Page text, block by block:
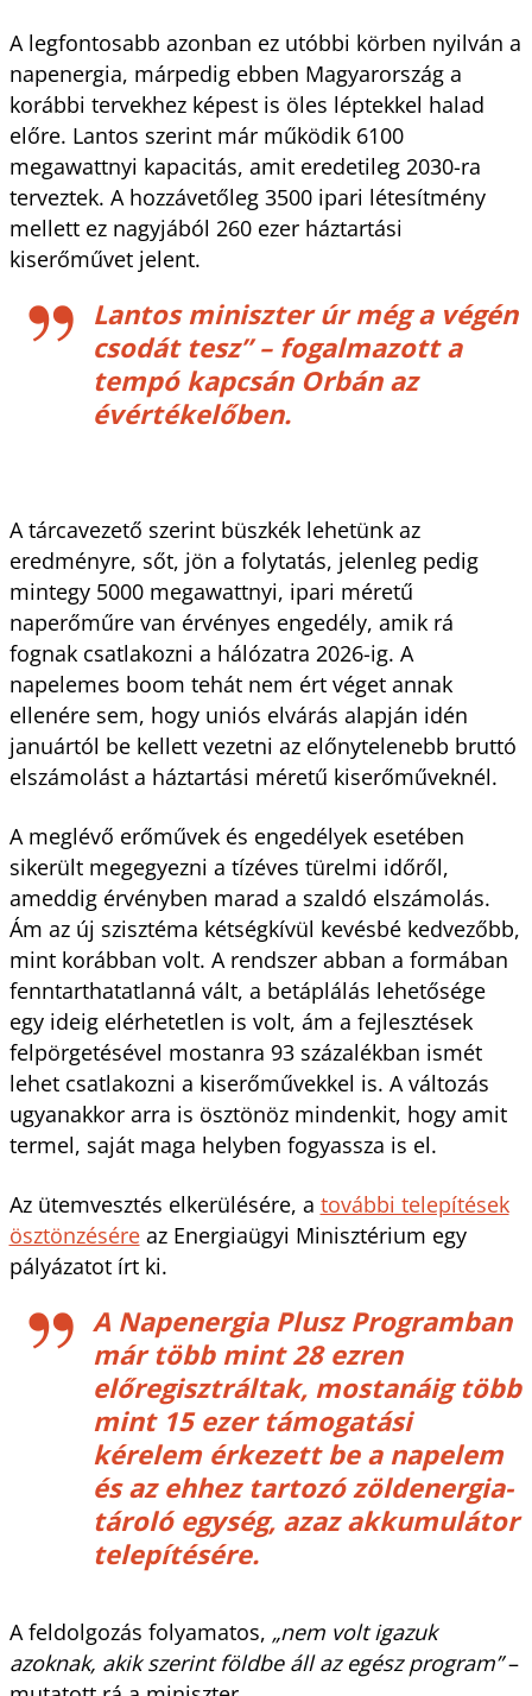
A legfontosabb azonban ez utóbbi körben nyilván a
napenergia, márpedig ebben Magyarország a
korábbi tervekhez képest is öles léptekkel halad
előre. Lantos szerint már működik 6100
megawattnyi kapacitás, amit eredetileg 2030-ra
terveztek. A hozzávetőleg 3500 ipari létesítmény
mellett ez nagyjából 260 ezer háztartási
kiserőművet jelent.
Lantos miniszter úr még a végén
csodát tesz” – fogalmazott a
tempó kapcsán Orbán az
évértékelőben.
A tárcavezető szerint büszkék lehetünk az
eredményre, sőt, jön a folytatás, jelenleg pedig
mintegy 5000 megawattnyi, ipari méretű
naperőműre van érvényes engedély, amik rá
fognak csatlakozni a hálózatra 2026-ig. A
napelemes boom tehát nem ért véget annak
ellenére sem, hogy uniós elvárás alapján idén
januártól be kellett vezetni az előnytelenebb bruttó
elszámolást a háztartási méretű kiserőműveknél.
A meglévő erőművek és engedélyek esetében
sikerült megegyezni a tízéves türelmi időről,
ameddig érvényben marad a szaldó elszámolás.
Ám az új szisztéma kétségkívül kevésbé kedvezőbb,
mint korábban volt. A rendszer abban a formában
fenntarthatatlanná vált, a betáplálás lehetősége
egy ideig elérhetetlen is volt, ám a fejlesztések
felpörgetésével mostanra 93 százalékban ismét
lehet csatlakozni a kiserőművekkel is. A változás
ugyanakkor arra is ösztönöz mindenkit, hogy amit
termel, saját maga helyben fogyassza is el.
Az ütemvesztés elkerülésére, a további telepítések
ösztönzéséreaz Energiaügyi Minisztérium egy
pályázatot írt ki.
A Napenergia Plusz Programban
már több mint 28 ezren
előregisztráltak, mostanáig több
mint 15 ezer támogatási
kérelem érkezett be a napelem
és az ehhez tartozó zöldenergia-
tároló egység, azaz akkumulátor
telepítésére.
A feldolgozás folyamatos, „nem volt igazuk
azoknak, akik szerint földbe áll az egész program”–